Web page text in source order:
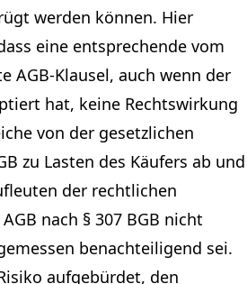
werden können. Hier
eine entsprechende vom
AGB-Klausel, auch wenn der
hat, keine Rechtswirkung
von der gesetzlichen
zu Lasten des Käufers ab und
der rechtlichen
nach § 307 BGB nicht
benachteiligend sei.
aufgebürdet, den